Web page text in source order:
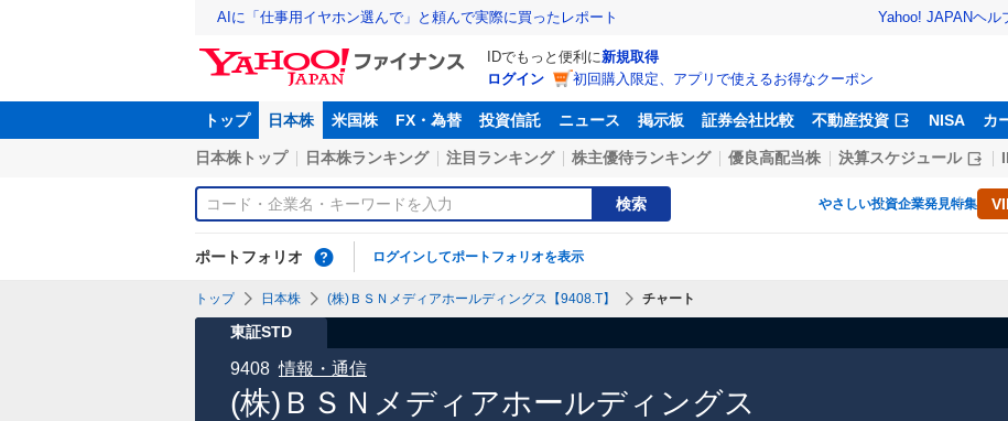
AIに「仕事用イヤホン選んで」と頼んで実際に買ったレポート Yahoo! JAPANヘル
IDでもっと便利に新規取得
ログイン
初回購入限定、アプリで使えるお得なクーポン
トップ 日本株 米国株 FX・為替 投資信託 ニュース 掲示板 証券会社比較 不動産投資 NISA カ
日本株トップ 日本株ランキング 注目ランキング 株主優待ランキング 優良高配当株 決算スケジュール
検索 やさしい投資企業発見特集
ポートフォリオ ログインしてポートフォリオを表示
トップ 日本株 (株)ＢＳＮメディアホールディングス【9408.T】 チャート
東証STD
(株)ＢＳＮメディアホールディングス
9408 情報・通信